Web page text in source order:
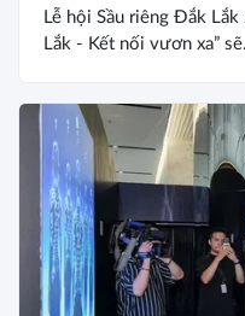
Lễ hội Sầu riêng Đắk
Lắk - Kết nối vươn xa”